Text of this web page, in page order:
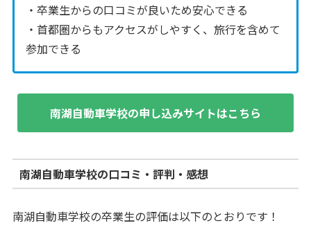
・卒業生からの口コミが良いため安心できる
・首都圏からもアクセスがしやすく、旅行を含めて
参加できる
南湖自動車学校の申し込みサイトはこちら
南湖自動車学校の口コミ・評判・感想
南湖自動車学校の卒業生の評価は以下のとおりです！